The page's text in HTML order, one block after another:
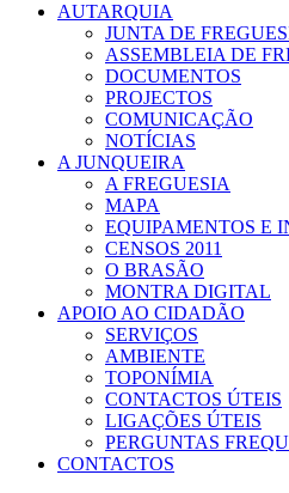
AUTARQUIA
JUNTA DE
ASSEMBLEIA DE
DOCUMENTOS
PROJECTOS
COMUNICAÇÃO
NOTÍCIAS
A JUNQUEIRA
A FREGUESIA
MAPA
EQUIPAMENTOS E
CENSOS 2011
O BRASÃO
MONTRA DIGITAL
APOIO AO CIDADÃO
SERVIÇOS
AMBIENTE
TOPONÍMIA
CONTACTOS ÚTEIS
LIGAÇÕES ÚTEIS
PERGUNTAS
CONTACTOS